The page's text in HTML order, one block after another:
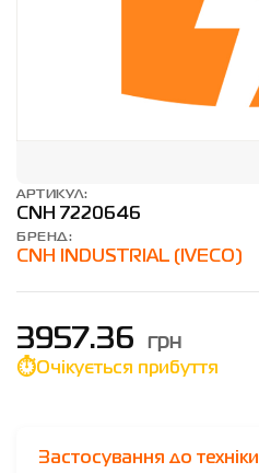
АРТИКУЛ:
CNH 7220646
БРЕНД:
CNH INDUSTRIAL (IVECO)
3957.36 грн
Очікується прибуття
Застосування до техніки